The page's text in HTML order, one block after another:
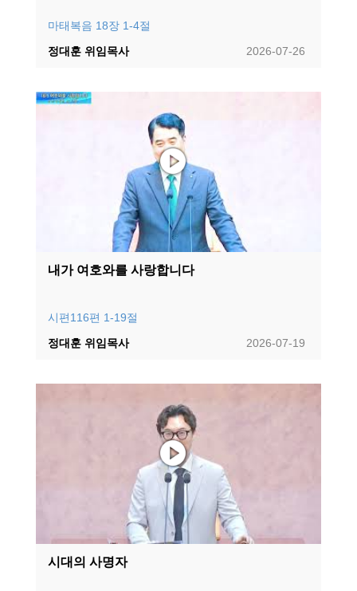
마태복음 18장 1-4절
2026-07-26
정대훈 위임목사
내가 여호와를 사랑합니다
시편116편 1-19절
2026-07-19
정대훈 위임목사
시대의 사명자